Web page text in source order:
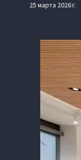
25 марта 2026 г.